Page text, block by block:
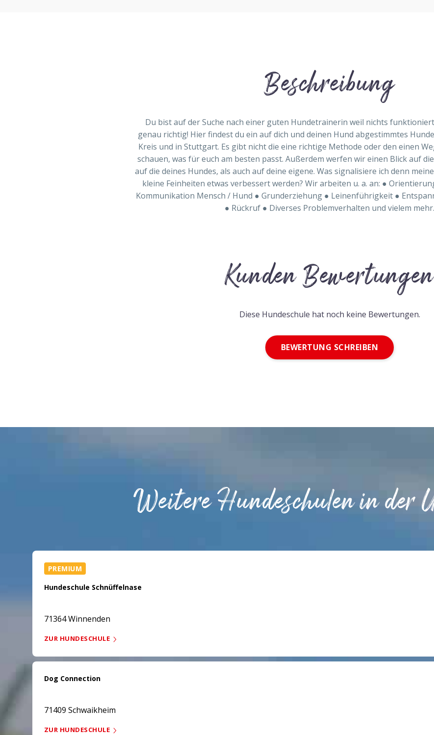
Beschreibung
Du bist auf der Suche nach einer guten Hundetrainerin weil nichts
genau richtig! Hier findest du ein auf dich und deinen Hund abgestimmtes
Kreis und in Stuttgart. Es gibt nicht die eine richtige Methode oder den einen
schauen, was für euch am besten passt. Außerdem werfen wir einen Blick auf
auf die deines Hundes, als auch auf deine eigene. Was signalisiere ich denn
kleine Feinheiten etwas verbessert werden? Wir arbeiten u. a. an: ●
Kommunikation Mensch / Hund ● Grunderziehung ● Leinenführigkeit ●
● Rückruf ● Diverses Problemverhalten und vielem mehr.
Kunden Bewertungen
Diese Hundeschule hat noch keine Bewertungen.
BEWERTUNG SCHREIBEN
Weitere Hundeschulen in der
PREMIUM
Hundeschule Schnüffelnase
71364 Winnenden
ZUR HUNDESCHULE
Dog Connection
71409 Schwaikheim
ZUR HUNDESCHULE